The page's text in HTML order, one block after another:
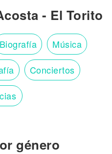
- El Torito
Biografía Música
Conciertos
género